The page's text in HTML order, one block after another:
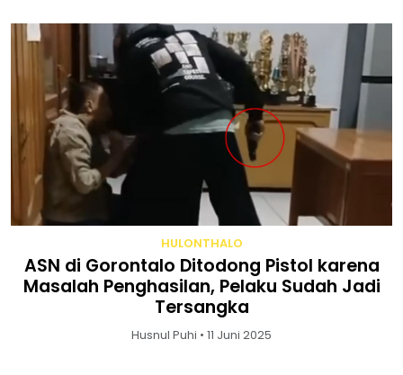
HULONTHALO
ASN di Gorontalo Ditodong Pistol karena
Masalah Penghasilan, Pelaku Sudah Jadi
Tersangka
Husnul Puhi • 11 Juni 2025